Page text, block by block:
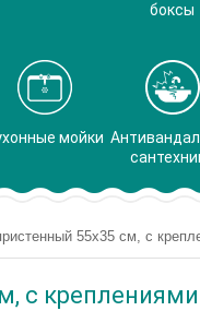
боксы
мойки
55х35 см, с
с